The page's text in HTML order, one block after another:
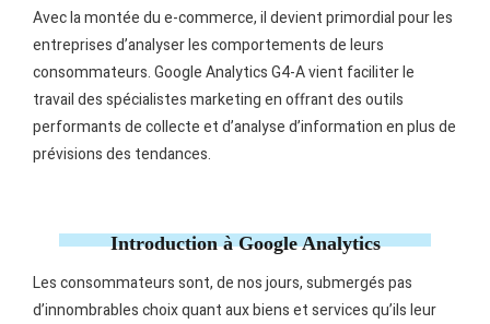
Avec la montée du e-commerce, il devient primordial pour les
entreprises d’analyser les comportements de leurs
consommateurs. Google Analytics G4-A vient faciliter le
travail des spécialistes marketing en offrant des outils
performants de collecte et d’analyse d’information en plus de
prévisions des tendances.
Introduction à Google Analytics
Les consommateurs sont, de nos jours, submergés pas
d’innombrables choix quant aux biens et services qu’ils leur